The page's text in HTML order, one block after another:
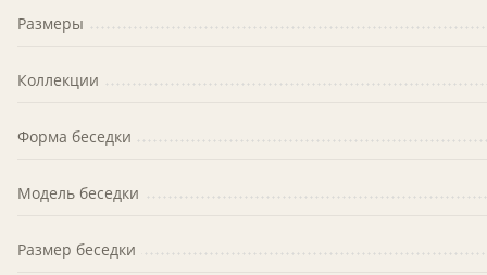
Размеры
Коллекции
Форма беседки
Модель беседки
Размер беседки